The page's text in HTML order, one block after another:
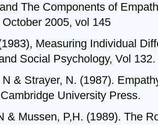
The Components of
2005, vol 145
Measuring Individual
Social Psychology, Vol
& Strayer, N. (1987).
University Press.
& Mussen, P,H. (1989). The